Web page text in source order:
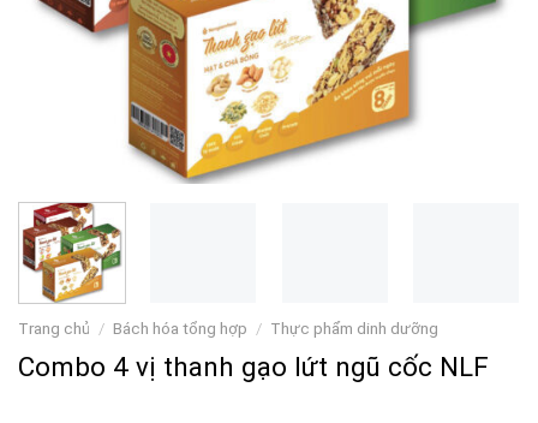
Trang chủ / Bách hóa tổng hợp / Thực phẩm dinh dưỡng
Combo 4 vị thanh gạo lứt ngũ cốc NLF